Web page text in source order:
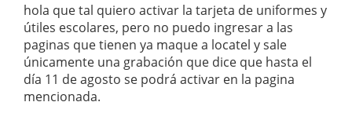
hola que tal quiero activar la tarjeta de uniformes y
útiles escolares, pero no puedo ingresar a las
paginas que tienen ya maque a locatel y sale
únicamente una grabación que dice que hasta el
día 11 de agosto se podrá activar en la pagina
mencionada.